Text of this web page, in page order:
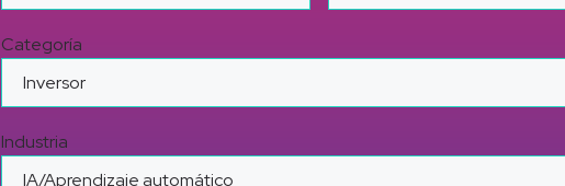
Categoría
Industria